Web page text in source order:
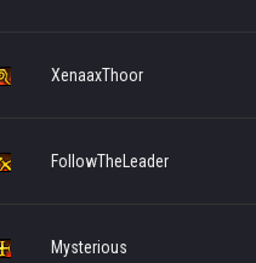
XenaaxThoor
FollowTheLeader
Mysterious